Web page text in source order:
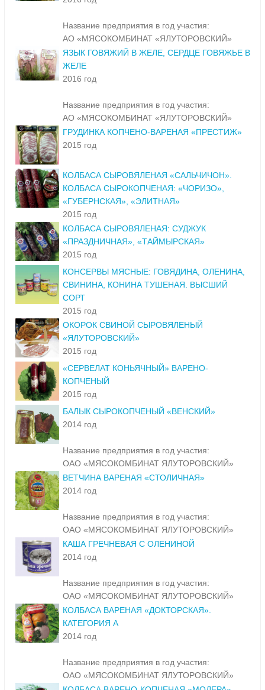
Название предприятия в год участия:
АО «МЯСОКОМБИНАТ «ЯЛУТОРОВСКИЙ»
ЯЗЫК ГОВЯЖИЙ В ЖЕЛЕ, СЕРДЦЕ ГОВЯЖЬЕ В
ЖЕЛЕ
2016 год
Название предприятия в год участия:
АО «МЯСОКОМБИНАТ «ЯЛУТОРОВСКИЙ»
ГРУДИНКА КОПЧЕНО-ВАРЕНАЯ «ПРЕСТИЖ»
2015 год
КОЛБАСА СЫРОВЯЛЕНАЯ «САЛЬЧИЧОН».
КОЛБАСА СЫРОКОПЧЕНАЯ: «ЧОРИЗО»,
«ГУБЕРНСКАЯ», «ЭЛИТНАЯ»
2015 год
КОЛБАСА СЫРОВЯЛЕНАЯ: СУДЖУК
«ПРАЗДНИЧНАЯ», «ТАЙМЫРСКАЯ»
2015 год
КОНСЕРВЫ МЯСНЫЕ: ГОВЯДИНА, ОЛЕНИНА,
СВИНИНА, КОНИНА ТУШЕНАЯ. ВЫСШИЙ
СОРТ
2015 год
ОКОРОК СВИНОЙ СЫРОВЯЛЕНЫЙ
«ЯЛУТОРОВСКИЙ»
2015 год
«СЕРВЕЛАТ КОНЬЯЧНЫЙ» ВАРЕНО-
КОПЧЕНЫЙ
2015 год
БАЛЫК СЫРОКОПЧЕНЫЙ «ВЕНСКИЙ»
2014 год
Название предприятия в год участия:
ОАО «МЯСОКОМБИНАТ ЯЛУТОРОВСКИЙ»
ВЕТЧИНА ВАРЕНАЯ «СТОЛИЧНАЯ»
2014 год
Название предприятия в год участия:
ОАО «МЯСОКОМБИНАТ ЯЛУТОРОВСКИЙ»
КАША ГРЕЧНЕВАЯ С ОЛЕНИНОЙ
2014 год
Название предприятия в год участия:
ОАО «МЯСОКОМБИНАТ ЯЛУТОРОВСКИЙ»
КОЛБАСА ВАРЕНАЯ «ДОКТОРСКАЯ».
КАТЕГОРИЯ А
2014 год
Название предприятия в год участия:
ОАО «МЯСОКОМБИНАТ ЯЛУТОРОВСКИЙ»